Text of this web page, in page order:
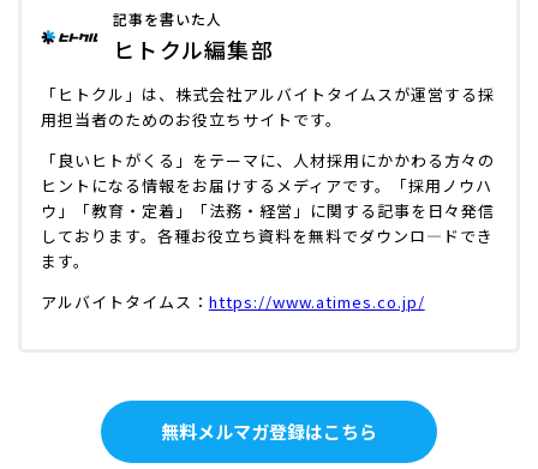
記事を書いた人
ヒトクル編集部
「ヒトクル」は、株式会社アルバイトタイムスが運営する採
用担当者のためのお役立ちサイトです。
「良いヒトがくる」をテーマに、人材採用にかかわる方々の
ヒントになる情報をお届けするメディアです。「採用ノウハ
ウ」「教育・定着」「法務・経営」に関する記事を日々発信
しております。各種お役立ち資料を無料でダウンロ―ドでき
ます。
アルバイトタイムス： https://www.atimes.co.jp/
無料メルマガ登録はこちら